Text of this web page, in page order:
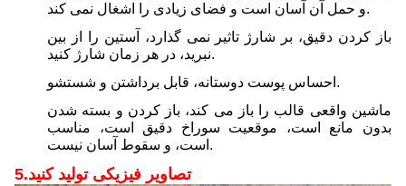
و حمل آن آسان است و فضای زیادی را اشغال نمی کند.
باز کردن دقیق، بر شارژ تاثیر نمی گذارد، آستین را از بین
نبرید، در هر زمان شارژ کنید.
احساس پوست دوستانه، قابل برداشتن و شستشو.
ماشین واقعی قالب را باز می کند، باز کردن و بسته شدن
بدون مانع است، موقعیت سوراخ دقیق است، مناسب
است، و سقوط آسان نیست.
5.تصاویر فیزیکی تولید کنید